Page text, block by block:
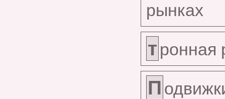
рынках
т ронная
П